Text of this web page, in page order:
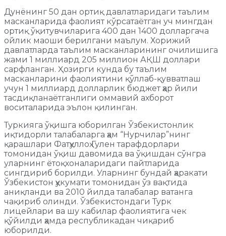
Дунёнинг 50 дан ортиқ давлатларидаги таълим
масканларида фаолият кўрсатаётган уч мингдан
ортиқ ўқитувчиларига 400 дан 1400 долларгача
ойлик маоши берилгани маълум. Хорижий
давлатларда таълим масканларининг очилишига
жами 1 миллиард 205 миллион АҚШ доллари
сарфланган. Ҳозирги кунда бу таълим
масканларини фаолиятини қўллаб-қувватлаш
учун 1 миллиард долларлик бюджет ҳар йили
тасдиқланаётганлиги оммавий ахборот
воситаларида эълон қилинган.
Туркияга ўқишга юборилган Ўзбекистонлик
иқтидорли талабаларга ҳам “Нурчилар”нинг
қарашлари Фатҳуллоҳ Гулен тарафдорлари
томонидан ўқиш давомида ва ўқишдан сўнгра
уларнинг ётоқхоналаридаги пайтларида
сингдириб борилди. Уларнинг бундай ҳаракати
Ўзбекистон ҳукумати томонидан ўз вақтида
аниқланди ва 2010 йилда талабалар ватанга
чақириб олинди. Ўзбекистондаги Турк
лицейлари ва шу кабилар фаолиятига чек
қўйилди ҳамда республикадан чиқариб
юборилди.